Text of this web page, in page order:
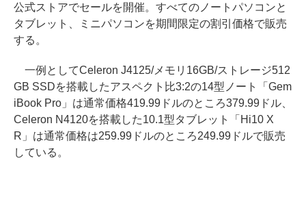
公式ストアでセールを開催。すべてのノートパソコンと
タブレット、ミニパソコンを期間限定の割引価格で販売
する。
一例としてCeleron J4125/メモリ16GB/ストレージ512
GB SSDを搭載したアスペクト比3:2の14型ノート「Gem
iBook Pro」は通常価格419.99ドルのところ379.99ドル、
Celeron N4120を搭載した10.1型タブレット「Hi10 X
R」は通常価格は259.99ドルのところ249.99ドルで販売
している。